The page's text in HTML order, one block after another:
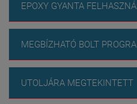
EPOXY GYANTA
MEGBÍZHATÓ BOLT
UTOLJÁRA MEGTEKINTETT